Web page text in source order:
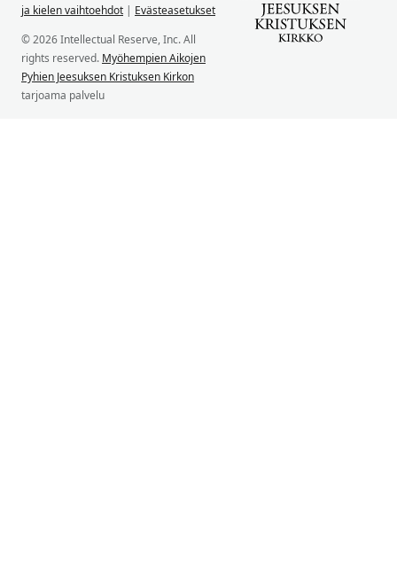
ja kielen vaihtoehdot | Evästeasetukset
© 2026 Intellectual Reserve, Inc. All
rights reserved. Myöhempien Aikojen
Pyhien Jeesuksen Kristuksen Kirkon
tarjoama palvelu